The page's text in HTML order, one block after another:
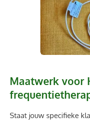
Maatwerk voor
Staat jouw specifieke